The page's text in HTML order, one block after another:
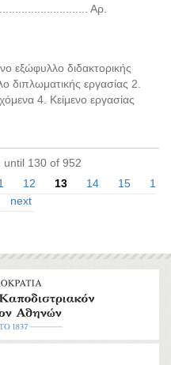
Αρ.
εξώφυλλο διδακτορικής
διπλωματικής εργασίας 2.
4. Κείμενο εργασίας
until 130 of 952
12 13 14 15
1
next